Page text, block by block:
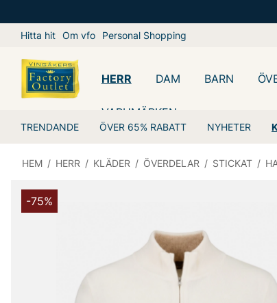
Hitta hit Om vfo Personal Shopping
HERR
TRENDANDE ÖVER 65% RABATT NYHETER
DAM BARN
VARUMÄRKEN
HEM / HERR / KLÄDER / ÖVERDELAR / STICKAT /
-75%